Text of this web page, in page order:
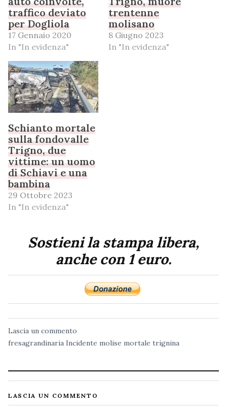
traffico deviato
per Dogliola
17 Gennaio 2020
In "In evidenza"
trentenne
molisano
8 Giugno 2023
In "In evidenza"
Schianto mortale
sulla fondovalle
Trigno, due
vittime: un uomo
di Schiavi e una
bambina
29 Ottobre 2023
In "In evidenza"
Sostieni la stampa libera,
anche con 1 euro.
Lascia un commento
fresagrandinaria Incidente molise mortale trignina
LASCIA UN COMMENTO